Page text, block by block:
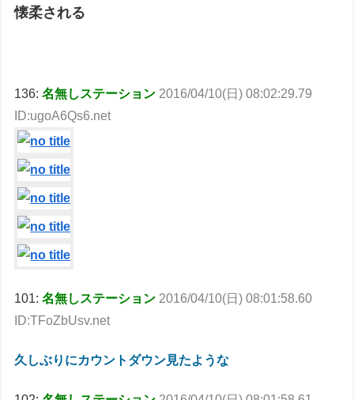
懐柔される
136:名無しステーション 2016/04/10(日) 08:02:29.79
ID:ugoA6Qs6.net
101:名無しステーション 2016/04/10(日) 08:01:58.60
ID:TFoZbUsv.net
久しぶりにカウントダウン見たような